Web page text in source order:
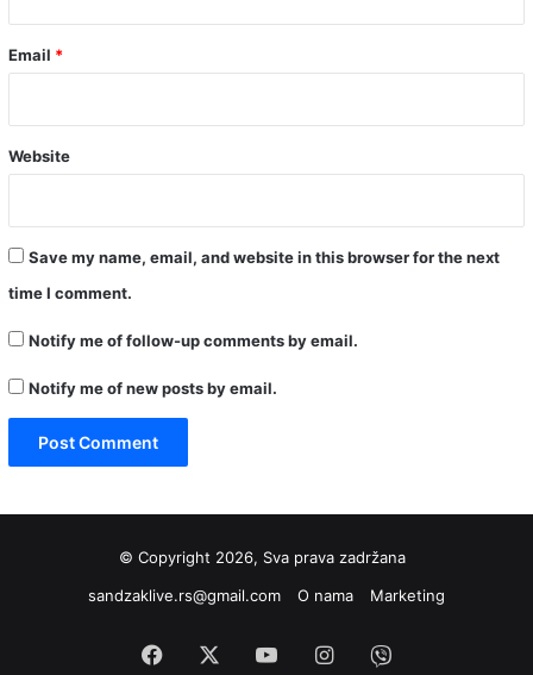
Email *
Website
Save my name, email, and website in this browser for the next
time I comment.
Notify me of follow-up comments by email.
Notify me of new posts by email.
© Copyright 2026, Sva prava zadržana
sandzaklive.rs@gmail.com
O nama Marketing
Facebook YouTubeInstagram
Viber